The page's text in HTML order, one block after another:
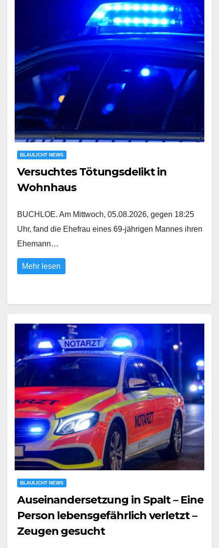
BLAULICHT NEWS
Versuchtes Tötungsdelikt in
Wohnhaus
BUCHLOE. Am Mittwoch, 05.08.2026, gegen 18:25
Uhr, fand die Ehefrau eines 69-jährigen Mannes ihren
Ehemann…
Mehr lesen
BLAULICHT NEWS
Auseinandersetzung in Spalt – Eine
Person lebensgefährlich verletzt –
Zeugen gesucht